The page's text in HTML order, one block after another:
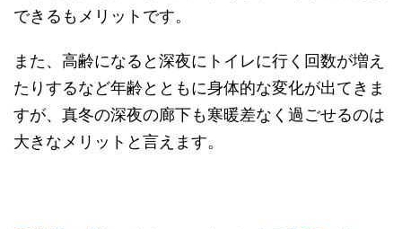
できるもメリットです。
また、高齢になると深夜にトイレに行く回数が増え
たりするなど年齢とともに身体的な変化が出てきま
すが、真冬の深夜の廊下も寒暖差なく過ごせるのは
大きなメリットと言えます。